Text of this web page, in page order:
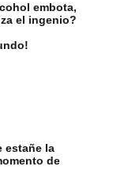
embota,
el ingenio?
estañe la
de